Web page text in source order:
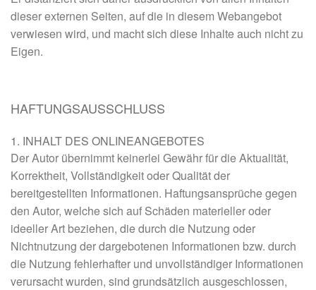
dieser externen Seiten, auf die in diesem Webangebot
verwiesen wird, und macht sich diese Inhalte auch nicht zu
Eigen.
HAFTUNGSAUSSCHLUSS
1. INHALT DES ONLINEANGEBOTES
Der Autor übernimmt keinerlei Gewähr für die Aktualität,
Korrektheit, Vollständigkeit oder Qualität der
bereitgestellten Informationen. Haftungsansprüche gegen
den Autor, welche sich auf Schäden materieller oder
ideeller Art beziehen, die durch die Nutzung oder
Nichtnutzung der dargebotenen Informationen bzw. durch
die Nutzung fehlerhafter und unvollständiger Informationen
verursacht wurden, sind grundsätzlich ausgeschlossen,